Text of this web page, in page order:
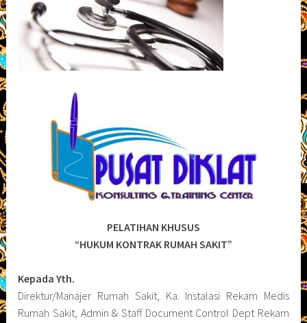
PELATIHAN KHUSUS
“HUKUM KONTRAK RUMAH SAKIT”
Kepada Yth.
Direktur/Manajer Rumah Sakit, Ka. Instalasi Rekam Medis
Rumah Sakit, Admin & Staff Document Control Dept Rekam